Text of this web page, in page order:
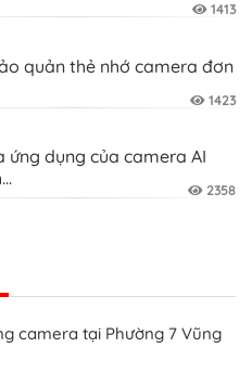
1413
quản thẻ nhớ camera đơn
1423
ứng dụng của camera AI
2358
lắp đặt trọn bộ camera giá rẻ